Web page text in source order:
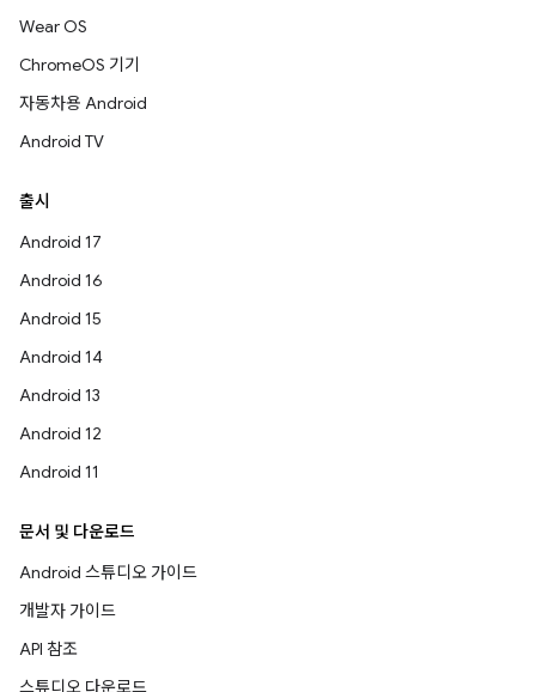
Wear OS
ChromeOS 기기
자동차용 Android
Android TV
출시
Android 17
Android 16
Android 15
Android 14
Android 13
Android 12
Android 11
문서 및 다운로드
Android 스튜디오 가이드
개발자 가이드
API 참조
스튜디오 다운로드